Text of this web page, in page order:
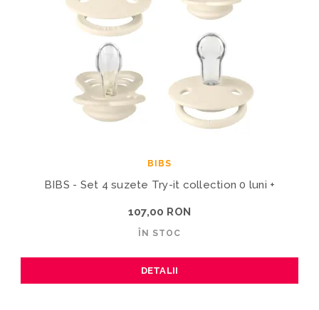
BIBS
BIBS - Set 4 suzete Try-it collection 0 luni +
107,00 RON
ÎN STOC
DETALII